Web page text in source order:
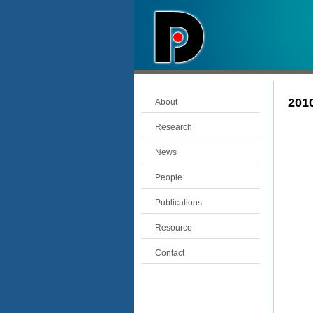
About
Research
News
People
Publications
Resource
Contact